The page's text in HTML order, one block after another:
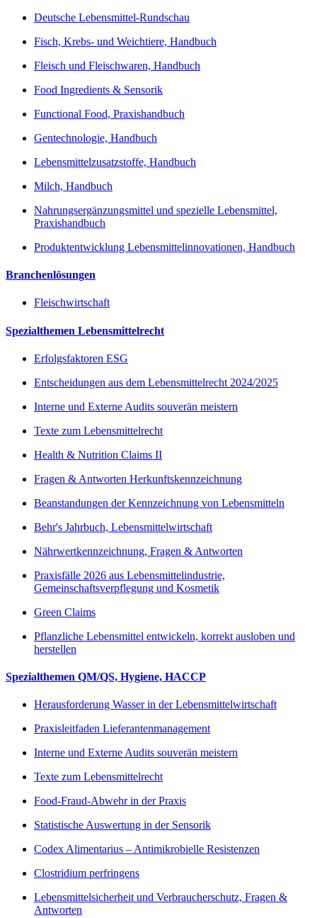
Deutsche Lebensmittel-Rundschau
Fisch, Krebs- und Weichtiere, Handbuch
Fleisch und Fleischwaren, Handbuch
Food Ingredients & Sensorik
Functional Food, Praxishandbuch
Gentechnologie, Handbuch
Lebensmittelzusatzstoffe, Handbuch
Milch, Handbuch
Nahrungsergänzungsmittel und spezielle Lebensmittel,
Praxishandbuch
Produktentwicklung Lebensmittelinnovationen, Handbuch
Branchenlösungen
Fleischwirtschaft
Spezialthemen Lebensmittelrecht
Erfolgsfaktoren ESG
Entscheidungen aus dem Lebensmittelrecht 2024/2025
Interne und Externe Audits souverän meistern
Texte zum Lebensmittelrecht
Health & Nutrition Claims II
Fragen & Antworten Herkunftskennzeichnung
Beanstandungen der Kennzeichnung von Lebensmitteln
Behr's Jahrbuch, Lebensmittelwirtschaft
Nährwertkennzeichnung, Fragen & Antworten
Praxisfälle 2026 aus Lebensmittelindustrie,
Gemeinschaftsverpflegung und Kosmetik
Green Claims
Pflanzliche Lebensmittel entwickeln, korrekt ausloben und
herstellen
Spezialthemen QM/QS, Hygiene, HACCP
Herausforderung Wasser in der Lebensmittelwirtschaft
Praxisleitfaden Lieferantenmanagement
Interne und Externe Audits souverän meistern
Texte zum Lebensmittelrecht
Food-Fraud-Abwehr in der Praxis
Statistische Auswertung in der Sensorik
Codex Alimentarius – Antimikrobielle Resistenzen
Clostridium perfringens
Lebensmittelsicherheit und Verbraucherschutz, Fragen &
Antworten